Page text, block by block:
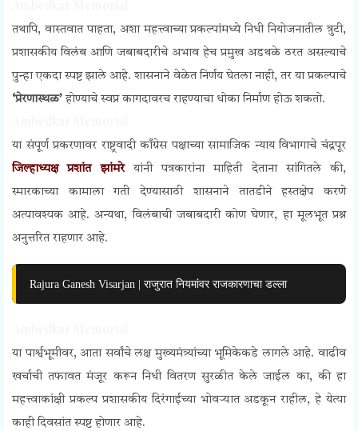
तथापि, वास्तवात पाहता, अशा महत्त्वाच्या प्रकल्पांमध्ये निधी नियोजनातील त्रुटी,
प्रशासकीय विलंब आणि जबाबदारीचे अभाव हेच प्रमुख अडथळे ठरत असल्याचे
पुन्हा एकदा स्पष्ट झाले आहे. शासनाने वेळेत निर्णय घेतला नाही, तर या प्रकल्पाचे
‘प्रेरणास्थळ’ होण्याचे स्वप्न कागदावरच राहण्याचा धोका निर्माण होऊ शकतो.
या संपूर्ण प्रकरणावर राष्ट्रवादी काँग्रेस पक्षाच्या सामाजिक न्याय विभागाचे चंद्रपूर
जिल्हाध्यक्ष प्रशांत झांमरेयांनी पत्रकारांना माहिती देताना सांगितले की,
स्मारकाच्या कामाला गती देण्यासाठी शासनाने तातडीने हस्तक्षेप करणे
अत्यावश्यक आहे. अन्यथा, विलंबाची जबाबदारी कोण घेणार, हा मूलभूत प्रश्न
अनुत्तरित राहणार आहे.
Rajura Ganesh Visarjan | राजुरात नियमांवर राजकारणाचा डल्ला
या पार्श्वभूमीवर, आता सर्वांचे लक्ष मुख्यमंत्र्यांच्या भूमिकेकडे लागले आहे. वाढीव
खर्चाची तफावत मंजूर करून निधी वितरण सुरळीत केले जाईल का, की हा
महत्त्वाकांक्षी प्रकल्प प्रशासकीय दिरंगाईच्या भोवऱ्यात अडकून राहील, हे येत्या
काही दिवसांत स्पष्ट होणार आहे.